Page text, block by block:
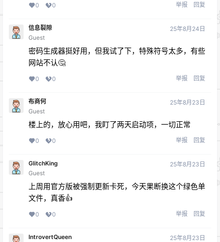
0 0 举报 回复
信息裂隙
Guest
25年8月24日
密码生成器挺好用，但我试了下，特殊符号太多，有些
网站不认🤔
0 0 举报 回复
布商何
Guest
25年8月23日
楼上的，放心用吧，我盯了两天启动项，一切正常
0 0 举报 回复
GlitchKing
Guest
25年8月23日
上周用官方版被强制更新卡死，今天果断换这个绿色单
文件，真香👍
0 0 举报 回复
IntrovertQueen 25年8月23日